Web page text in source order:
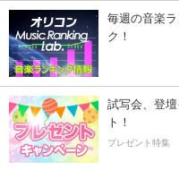
毎週の音楽
ク！
試写会、登
ト！
プレゼント特集